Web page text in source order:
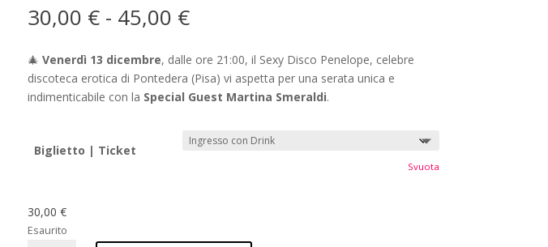
30,00 € - 45,00 €Fascia
di
prezzo:
da
30,00 €
a
🎄 Venerdì 13 dicembre, dalle ore 21:00, il Sexy Disco Penelope, celebre
discoteca erotica di Pontedera (Pisa) vi aspetta per una serata unica e
indimenticabile con la Special Guest Martina Smeraldi.
Biglietto | Ticket
Svuota
30,00 €
Esaurito